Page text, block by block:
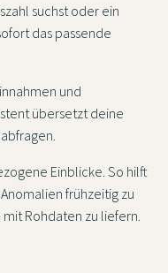
suchst oder ein
das passende
und
übersetzt deine
Einblicke. So hilft
frühzeitig zu
Rohdaten zu liefern.